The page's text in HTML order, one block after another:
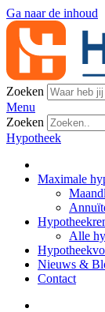
Ga naar de inhoud
Zoeken
Menu
Zoeken
Hypotheek
Maximale
Alle
Nieuws &
Contact